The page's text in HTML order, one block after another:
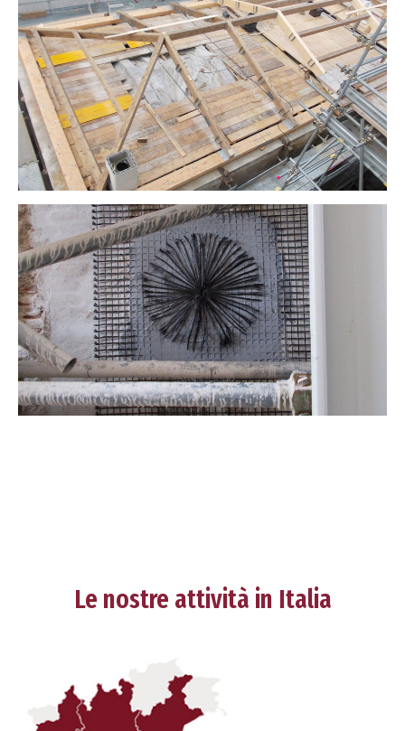
Le nostre attività in Italia